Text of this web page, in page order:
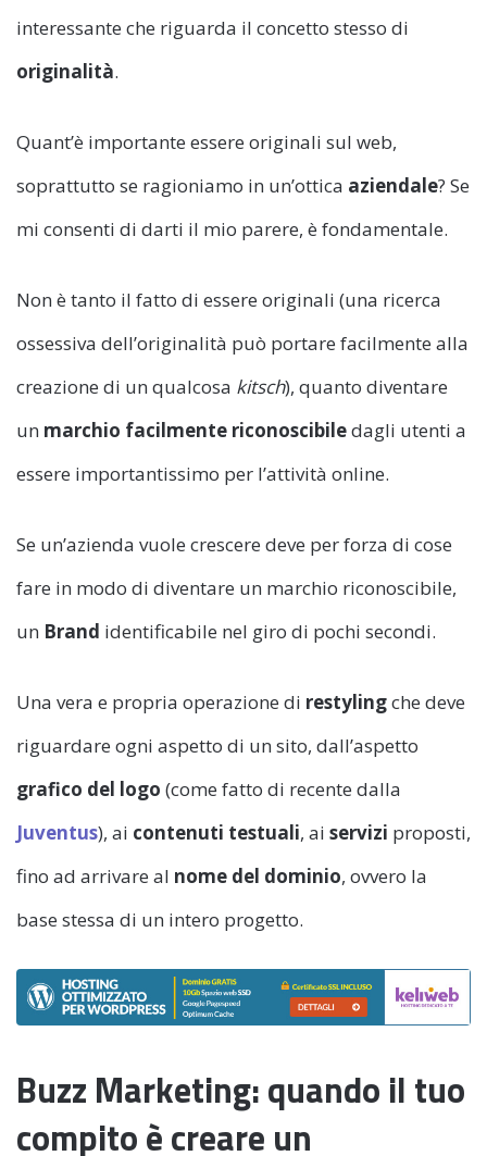
interessante che riguarda il concetto stesso di
originalità.
Quant’è importante essere originali sul web,
soprattutto se ragioniamo in un’ottica aziendale? Se
mi consenti di darti il mio parere, è fondamentale.
Non è tanto il fatto di essere originali (una ricerca
ossessiva dell’originalità può portare facilmente alla
creazione di un qualcosa kitsch), quanto diventare
un marchio facilmente riconoscibiledagli utenti a
essere importantissimo per l’attività online.
Se un’azienda vuole crescere deve per forza di cose
fare in modo di diventare un marchio riconoscibile,
un Brand identificabile nel giro di pochi secondi.
Una vera e propria operazione di restylingche deve
riguardare ogni aspetto di un sito, dall’aspetto
grafico del logo (come fatto di recente dalla
Juventus), ai contenuti testuali, ai servizi proposti,
fino ad arrivare al nome del dominio, ovvero la
base stessa di un intero progetto.
Buzz Marketing: quando il tuo
compito è creare un